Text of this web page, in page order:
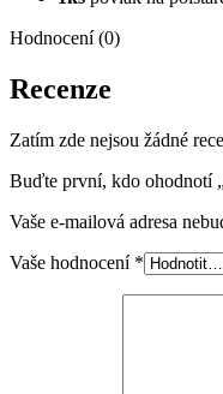
Hodnocení (0)
Recenze
Zatím zde nejsou žádné
Buďte první, kdo ohodnotí
Vaše e-mailová adresa
Vaše hodnocení *